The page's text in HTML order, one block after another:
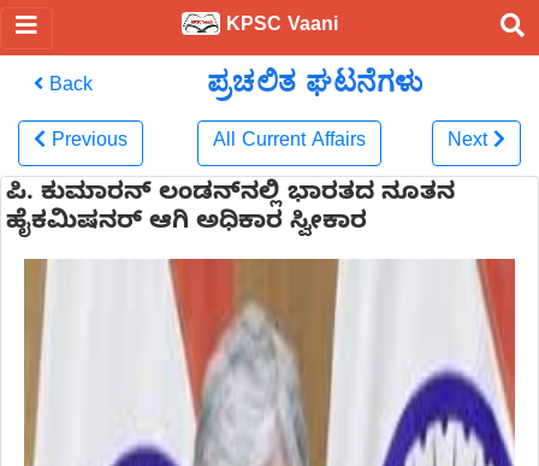
KPSC Vaani
Back ಪ್ರಚಲಿತ ಘಟನೆಗಳು
Previous All Current Affairs Next
ಪಿ. ಕುಮಾರನ್ ಲಂಡನ್‌ನಲ್ಲಿ ಭಾರತದ ನೂತನ
ಹೈಕಮಿಷನರ್ ಆಗಿ ಅಧಿಕಾರ ಸ್ವೀಕಾರ